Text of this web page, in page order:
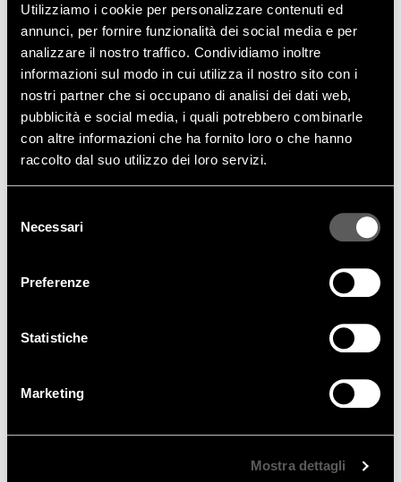
Utilizziamo i cookie per personalizzare contenuti ed
annunci, per fornire funzionalità dei social media e per
analizzare il nostro traffico. Condividiamo inoltre
informazioni sul modo in cui utilizza il nostro sito con i
nostri partner che si occupano di analisi dei dati web,
pubblicità e social media, i quali potrebbero combinarle
con altre informazioni che ha fornito loro o che hanno
raccolto dal suo utilizzo dei loro servizi.
delNecessari
Preferenze
Statistiche
Marketing
Mostra dettagli
CATALOGHI
I cataloghi della collezione Vittoria Frigerio sono compendi
eleganti e completi da sfogliare in formato cartaceo o nella
per un linguaggio semplice, di facile consultazione e ricco di
immagini fotografiche. Uno strumento prezioso per un’esperienza
avvolgente nel lifestyle VF.
SCOPRI DI PIÙ